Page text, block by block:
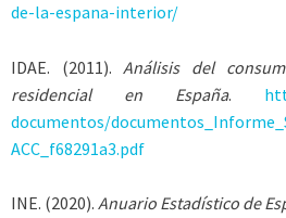
de-la-espana-interior/
IDAE. (2011). Análisis del
residencial en España.
documentos/
ACC_f68291a3.pdf
INE. (2020). Anuario Estadístico de